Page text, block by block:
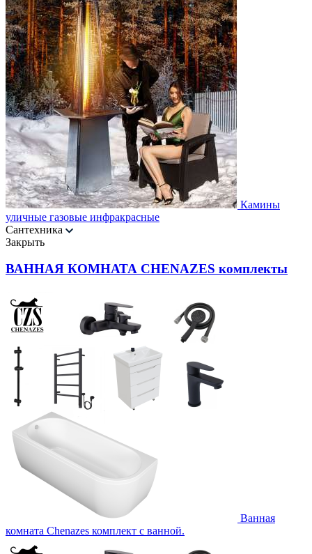
Камины
уличные газовые инфракрасные
Сантехника
Закрыть
ВАННАЯ КОМНАТА CHENAZES комплекты
Ванная
комната Chenazes комплект с ванной.